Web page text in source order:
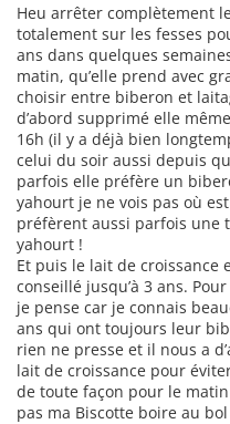
Heu arrêter complètement
totalement sur les fesses
ans dans quelques
matin, qu’elle prend avec
choisir entre biberon et
d’abord supprimé elle
16h (il y a déjà bien
celui du soir aussi depuis
parfois elle préfère un
yahourt je ne vois pas où
préfèrent aussi parfois une
yahourt !
Et puis le lait de croissance
conseillé jusqu’à 3 ans.
je pense car je connais
ans qui ont toujours leur
rien ne presse et il nous a
lait de croissance pour
de toute façon pour le
pas ma Biscotte boire au